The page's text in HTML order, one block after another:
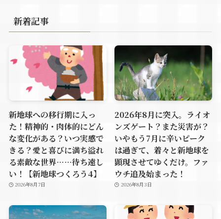
新着記事
新地球への移行期に入っ
た！精神的・肉体的にどん
な変化がある？いつ実感で
きる？愛と喜びに満ち溢れ
る素敵な世界……待ち遠し
い！【新地球つくろう4】
2026年8月7日
2026年8月に突入。ライオ
ンズゲート？また災害が？
いやもう7月に辛いピーク
は過ぎて、着々と新地球を
顕現させてゆくだけ。ファ
ウチ追及始まった！
2026年8月3日